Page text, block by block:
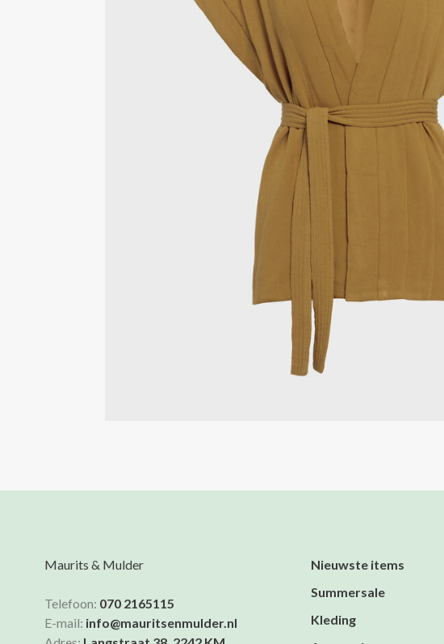
Maurits & Mulder
Telefoon: 070 2165115
E-mail: info@mauritsenmulder.nl
Nieuwste items
Summersale
Kleding